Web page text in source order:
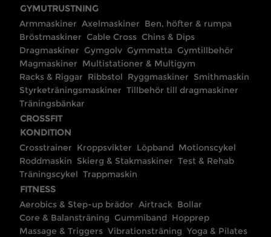
GYMUTRUSTNING
Armmaskiner Axelmaskiner Ben, höfter & rumpa
Bröstmaskiner Cable Cross Chins & Dips
Dragmaskiner Gymgolv Gymmatta Gymtillbehör
Magmaskiner Multistationer & Multigym
Racks & Riggar Ribbstol Ryggmaskiner Smithmaskin
Styrketräningsmaskiner Tillbehör till dragmaskiner
Träningsbänkar
CROSSFIT
KONDITION
Crosstrainer Kroppsvikter Löpband Motionscykel
Roddmaskin Skierg & Stakmaskiner Test & Rehab
Träningscykel Trappmaskin
FITNESS
Aerobics & Step-up brädor Airtrack Bollar
Core & Balansträning Gummiband Hopprep
Massage & Triggers Vibrationsträning Yoga & Pilates